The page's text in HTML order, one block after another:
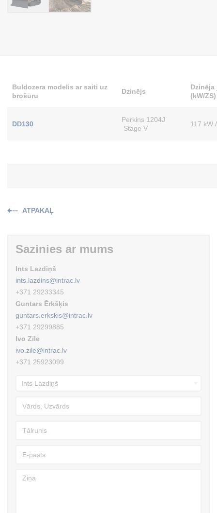
Buldozera modelis ar saiti uz
brošūru
Dzinējs
Dzinēja
(kW/ZS)
DD130
Perkins 1204J
Stage V
117 kW
ATPAKAĻ
Sazinies ar mums
Ints Lazdiņš
ints.lazdins@intrac.lv
+371 29233345
Guntars Ērkšķis
guntars.erkskis@intrac.lv
+371 29299885
Ivo Zīle
ivo.zile@intrac.lv
+371 25923099